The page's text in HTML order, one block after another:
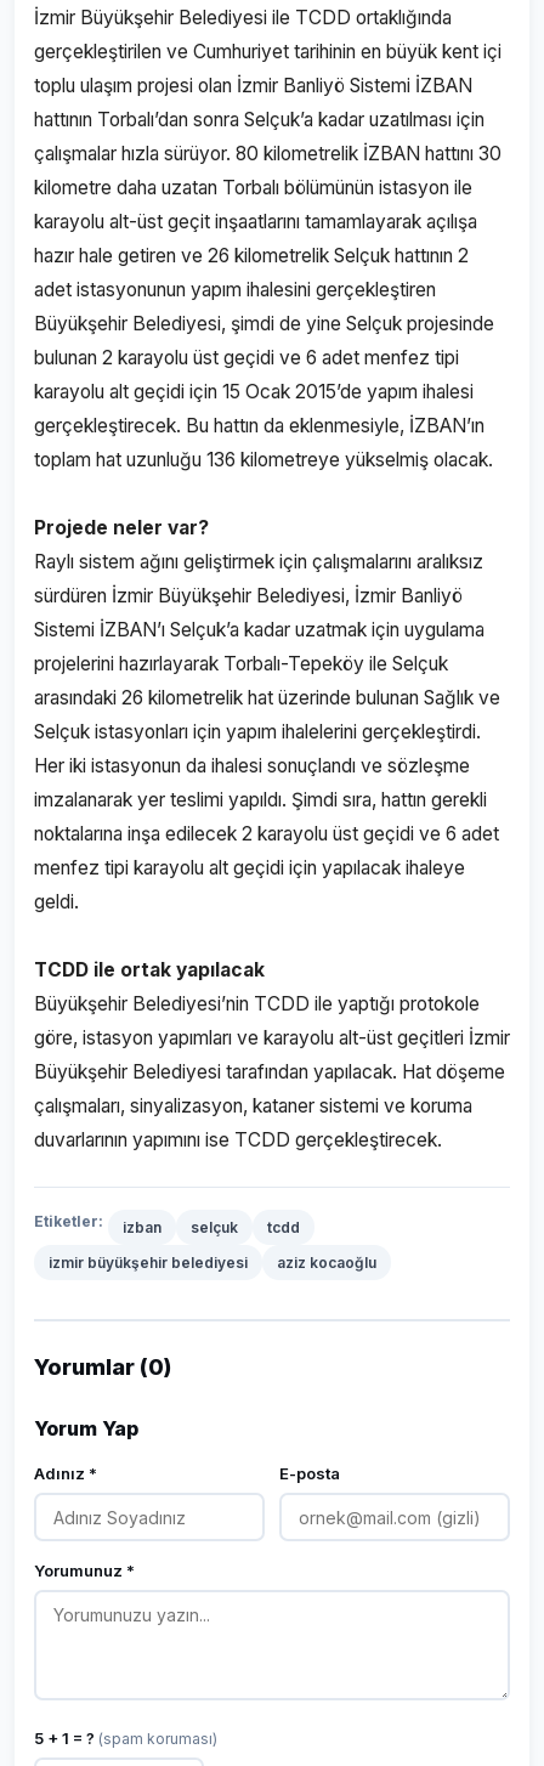
İzmir Büyükşehir Belediyesi ile TCDD ortaklığında
gerçekleştirilen ve Cumhuriyet tarihinin en büyük kent içi
toplu ulaşım projesi olan İzmir Banliyö Sistemi İZBAN
hattının Torbalı’dan sonra Selçuk’a kadar uzatılması için
çalışmalar hızla sürüyor. 80 kilometrelik İZBAN hattını 30
kilometre daha uzatan Torbalı bölümünün istasyon ile
karayolu alt-üst geçit inşaatlarını tamamlayarak açılışa
hazır hale getiren ve 26 kilometrelik Selçuk hattının 2
adet istasyonunun yapım ihalesini gerçekleştiren
Büyükşehir Belediyesi, şimdi de yine Selçuk projesinde
bulunan 2 karayolu üst geçidi ve 6 adet menfez tipi
karayolu alt geçidi için 15 Ocak 2015’de yapım ihalesi
gerçekleştirecek. Bu hattın da eklenmesiyle, İZBAN’ın
toplam hat uzunluğu 136 kilometreye yükselmiş olacak.
Projede neler var?
Raylı sistem ağını geliştirmek için çalışmalarını aralıksız
sürdüren İzmir Büyükşehir Belediyesi, İzmir Banliyö
Sistemi İZBAN’ı Selçuk’a kadar uzatmak için uygulama
projelerini hazırlayarak Torbalı-Tepeköy ile Selçuk
arasındaki 26 kilometrelik hat üzerinde bulunan Sağlık ve
Selçuk istasyonları için yapım ihalelerini gerçekleştirdi.
Her iki istasyonun da ihalesi sonuçlandı ve sözleşme
imzalanarak yer teslimi yapıldı. Şimdi sıra, hattın gerekli
noktalarına inşa edilecek 2 karayolu üst geçidi ve 6 adet
menfez tipi karayolu alt geçidi için yapılacak ihaleye
geldi.
TCDD ile ortak yapılacak
Büyükşehir Belediyesi’nin TCDD ile yaptığı protokole
göre, istasyon yapımları ve karayolu alt-üst geçitleri İzmir
Büyükşehir Belediyesi tarafından yapılacak. Hat döşeme
çalışmaları, sinyalizasyon, kataner sistemi ve koruma
duvarlarının yapımını ise TCDD gerçekleştirecek.
Etiketler: izban selçuk
tcdd
izmir büyükşehir belediyesi
aziz kocaoğlu
Yorumlar (0)
Yorum Yap
Adınız * E-posta
Yorumunuz *
5 + 1 = ? (spam koruması)